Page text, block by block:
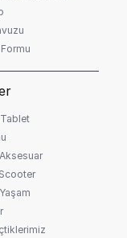
Aksesuar